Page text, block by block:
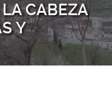
CABEZA
Y